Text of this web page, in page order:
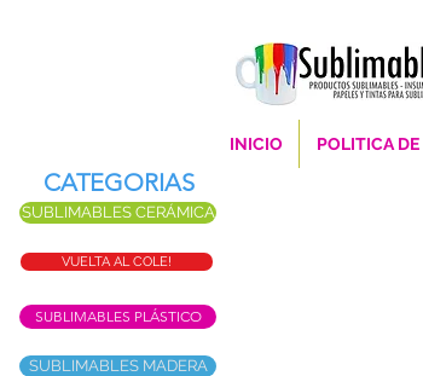
INICIO POLITICA
SUBLIMABLES MADERA
SUBLIMABLES PLÁSTICO
SUBLIMABLES CERÁMICA
CATEGORIAS
VUELTA AL COLE!